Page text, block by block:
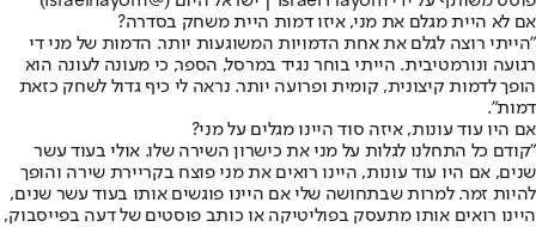
אם לא היית מגלם את מני, איזו דמות היית משחק בסדרה?
"הייתי רוצה לגלם את אחת הדמויות המשוגעות יותר. הדמות של מני די
רגועה ונורמטיבית. הייתי בוחר נגיד במרסל, הספר, כי מעונה לעונה הוא
הופך לדמות קיצונית, קומית ופרועה יותר. נראה לי כיף גדול לשחק כזאת
דמות".
אם היו עוד עונות, איזה סוד היינו מגלים על מני?
"קודם כל התחלנו לגלות על מני את כישרון השירה שלו. אולי בעוד עשר
שנים, אם היו עוד עונות, היינו רואים את מני פוצח בקריירת שירה והופך
להיות זמר. למרות שבתחושה שלי אם היינו פוגשים אותו בעוד עשר שנים,
היינו רואים אותו מתעסק בפוליטיקה או כותב פוסטים של דעה בפייסבוק,